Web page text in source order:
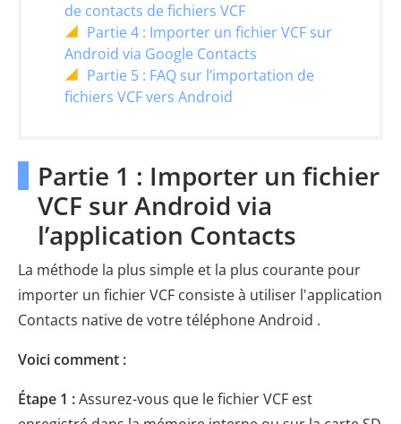
de contacts de fichiers VCF
Partie 4 : Importer un fichier VCF sur
Android via Google Contacts
Partie 5 : FAQ sur l’importation de
fichiers VCF vers Android
Partie 1 : Importer un fichier
VCF sur Android via
l’application Contacts
La méthode la plus simple et la plus courante pour
importer un fichier VCF consiste à utiliser l'application
Contacts native de votre téléphone Android .
Voici comment :
Étape 1 :Assurez-vous que le fichier VCF est